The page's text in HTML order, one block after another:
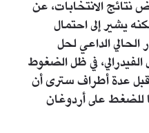
نتائج الانتخابات، عن
يشير إلى احتمال
الداعي لحل
الفيدرالي، في ظل الضغوط
عدة أطراف سترى أن
للضغط على أردوغان